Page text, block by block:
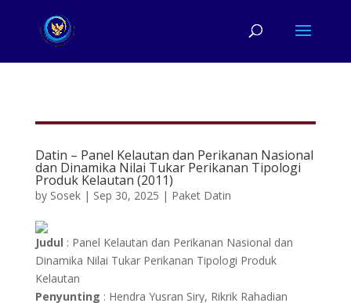
Datin – Panel Kelautan dan Perikanan Nasional
dan Dinamika Nilai Tukar Perikanan Tipologi
Produk Kelautan (2011)
by Sosek| Sep 30, 2025 | Paket Datin
Judul : Panel Kelautan dan Perikanan Nasional dan
Dinamika Nilai Tukar Perikanan Tipologi Produk
Kelautan
Penyunting : Hendra Yusran Siry, Rikrik Rahadian